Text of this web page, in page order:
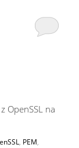
OpenSSL na
, PEM,